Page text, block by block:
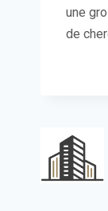
une
de